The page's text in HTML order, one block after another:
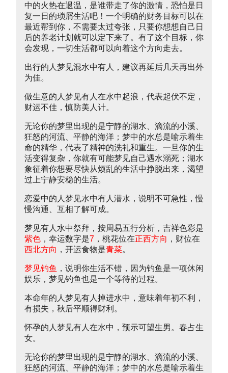
中的火热在退温，是谁带走了你的激情，恐怕是日
复一日的琐屑生活吧！一个明确的财务目标可以在
最近帮到你，不需要太过夸张，只要你想想自己日
后的养老计划就可以定下来了。有了这个目标，你
会发现，一切生活都可以向着这个方向走去。
出行的人梦见混水中有人，建议再延后几天再出外
为佳。
做生意的人梦见有人在水中起浪，代表起伏不定，
财运不佳，慎防美人计。
无论你的梦里出现的是宁静的湖水、滴流的小溪、
狂怒的河流、平静的海洋；梦中的水总是喻示着生
命的精华，代表了精神的洗礼和重生。一旦你的生
活变得复杂，你就有可能梦见自己遇水溺死；湖水
象征着你想要尽快从烦乱的生活中挣脱出来，渴望
过上宁静安稳的生活。
恋爱中的人梦见水中有人潜水，说明不可急性，慢
慢沟通、互相了解可成。
梦见有人水中祭拜，按周易五行分析，吉祥色彩是
紫色 ，幸运数字是7 ，桃花位在正西方向 ，财位在
西北方向 ，开运食物是青菜。
梦见钓鱼 ，说明你生活不错，因为钓鱼是一项休闲
娱乐，梦见钓鱼也是一个等待的过程。
本命年的人梦见有人掉进水中，意味着年初不利，
有损失，秋后平顺得财利。
怀孕的人梦见有人在水中，预示可望生男。春占生
女。
无论你的梦里出现的是宁静的湖水、滴流的小溪、
狂怒的河流、平静的海洋；梦中的水总是喻示着生